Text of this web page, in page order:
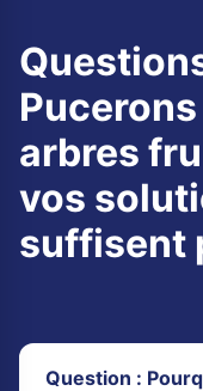
arbres
vos
suffisent
Question :